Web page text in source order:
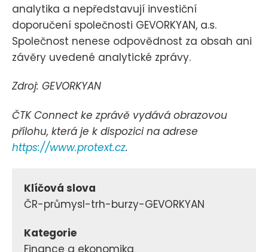
analytika a nepředstavují investiční
doporučení společnosti GEVORKYAN, a.s.
Společnost nenese odpovědnost za obsah ani
závěry uvedené analytické zprávy.
Zdroj: GEVORKYAN
ČTK Connect ke zprávě vydává obrazovou
přílohu, která je k dispozici na adrese
https://www.protext.cz.
Klíčová slova
ČR-průmysl-trh-burzy-GEVORKYAN
Kategorie